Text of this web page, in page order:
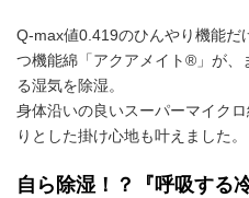
Q-max値0.419のひんやり機能だ
つ機能綿「アクアメイト®」が、
る湿気を除湿。
身体沿いの良いスーパーマイク
りとした掛け心地も叶えました。
自ら除湿！？『呼吸する